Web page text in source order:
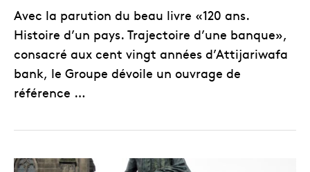
Avec la parution du beau livre «120 ans.
Histoire d’un pays. Trajectoire d’une banque»,
consacré aux cent vingt années d’Attijariwafa
bank, le Groupe dévoile un ouvrage de
référence …